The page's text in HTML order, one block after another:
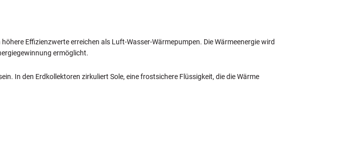
Effizienzwerte erreichen als Luft-Wasser-Wärmepumpen. Die Wärmeenergie wird
ermöglicht.
In den Erdkollektoren zirkuliert Sole, eine frostsichere Flüssigkeit, die die Wärme